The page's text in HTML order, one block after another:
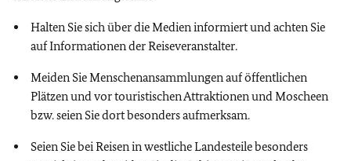
Halten Sie sich über die Medien informiert und achten Sie
auf Informationen der Reiseveranstalter.
Meiden Sie Menschenansammlungen auf öffentlichen
Plätzen und vor touristischen Attraktionen und Moscheen
bzw. seien Sie dort besonders aufmerksam.
Seien Sie bei Reisen in westliche Landesteile besonders